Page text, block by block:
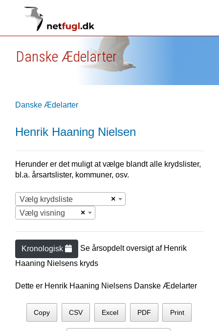
Danske Ædelarter
Danske Ædelarter
Henrik Haaning Nielsen
Herunder er det muligt at vælge blandt alle krydslister,
bl.a. årsartslister, kommuner, osv.
×
Vælg krydsliste
×
Vælg visning
Kronologisk Se årsopdelt oversigt af Henrik
Haaning Nielsens kryds
Dette er Henrik Haaning Nielsens Danske Ædelarter
Copy CSV Excel PDF Print